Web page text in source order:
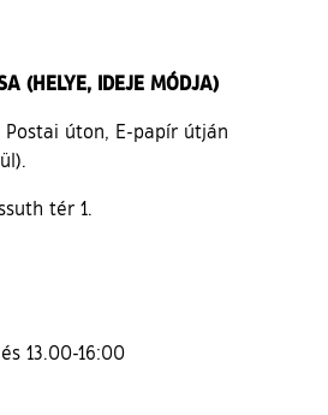
(HELYE, IDEJE MÓDJA)
Postai úton, E-papír útján
tér 1.
13.00-16:00